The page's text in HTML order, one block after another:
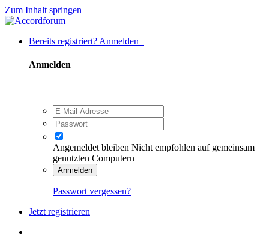
Zum Inhalt springen
Bereits registriert? Anmelden
Anmelden
Angemeldet bleiben Nicht empfohlen auf gemeinsam
genutzten Computern
Anmelden
Passwort vergessen?
Jetzt registrieren